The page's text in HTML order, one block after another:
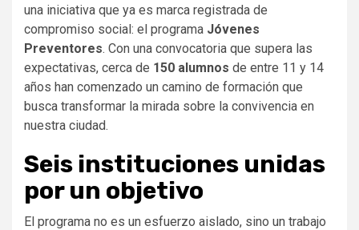
una iniciativa que ya es marca registrada de
compromiso social: el programa Jóvenes
Preventores. Con una convocatoria que supera las
expectativas, cerca de 150 alumnos de entre 11 y 14
años han comenzado un camino de formación que
busca transformar la mirada sobre la convivencia en
nuestra ciudad.
Seis instituciones unidas
por un objetivo
El programa no es un esfuerzo aislado, sino un trabajo